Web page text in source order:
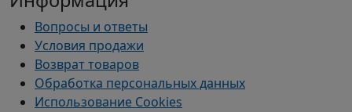
Вопросы и ответы
Условия продажи
Возврат товаров
Обработка персональных данных
Использование Cookies